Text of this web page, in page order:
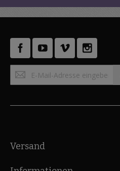
Anmeldung
zum
Versand